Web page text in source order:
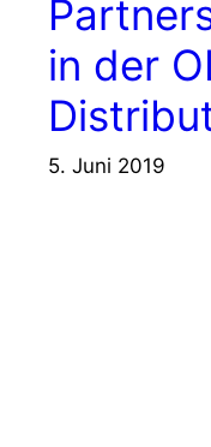
in der
5. Juni 2019